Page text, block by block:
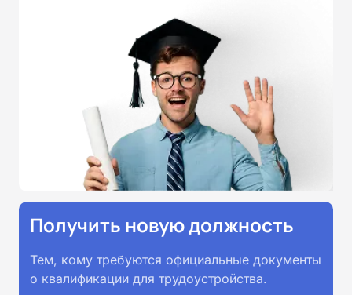
соответствии с Федеральными
государственными
образовательными стандартами
профессионального образования.
Удостоверения и дипломы о
прохождении обучения
принимаются работодателями по
всей России.
Получить новую должность
Тем, кому требуются официальные документы
о квалификации для трудоустройства.